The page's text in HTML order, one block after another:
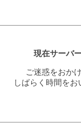
現在サーバ
ご迷惑をおか
しばらく時間を